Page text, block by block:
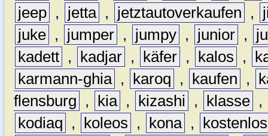
jeep , jetta , jetztautoverkaufen ,
juke , jumper , jumpy , junior ,
kadett , kadjar , käfer , kalos ,
karmann-ghia , karoq , kaufen ,
flensburg
, kia , kizashi , klasse ,
kodiaq
, koleos , kona ,
kostenlos